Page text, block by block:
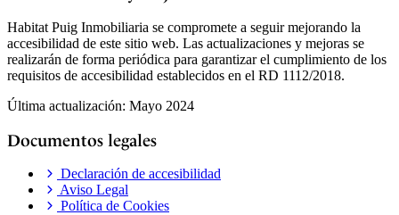
Habitat Puig Inmobiliaria se compromete a seguir mejorando la
accesibilidad de este sitio web. Las actualizaciones y mejoras se
realizarán de forma periódica para garantizar el cumplimiento de los
requisitos de accesibilidad establecidos en el RD 1112/2018.
Última actualización: Mayo 2024
Documentos legales
Declaración de accesibilidad
Aviso Legal
Política de Cookies